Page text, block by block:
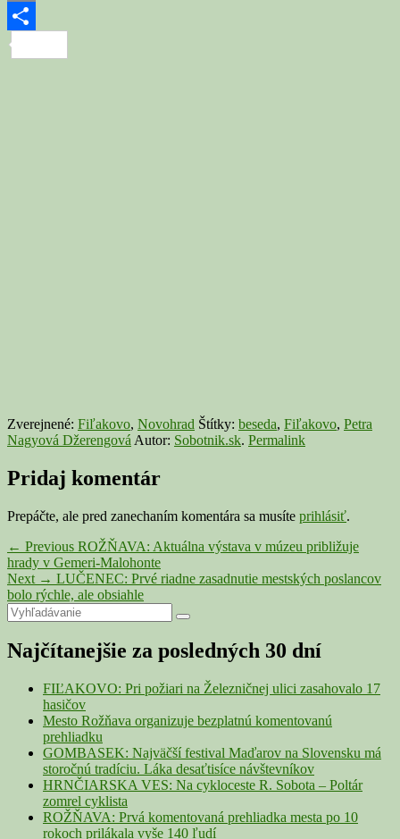
Copy
Link
Zverejnené: Fiľakovo, Novohrad Štítky: beseda, Fiľakovo, Petra
Nagyová Džerengová Autor: Sobotnik.sk. Permalink
Pridaj komentár
Prepáčte, ale pred zanechaním komentára sa musíte prihlásiť.
Navigácia
v
článku
← Previous Previous
post:
ROŽŇAVA: Aktuálna výstava v múzeu približuje
hrady v Gemeri-Malohonte
Next → Next
post:
LUČENEC: Prvé riadne zasadnutie mestských poslancov
bolo rýchle, ale obsiahle
Primary
Sidebar
Widget
Area
Search
for:
Search
Najčítanejšie za posledných 30 dní
FIĽAKOVO: Pri požiari na Železničnej ulici zasahovalo 17
hasičov
Mesto Rožňava organizuje bezplatnú komentovanú
prehliadku
GOMBASEK: Najväčší festival Maďarov na Slovensku má
storočnú tradíciu. Láka desaťtisíce návštevníkov
HRNČIARSKA VES: Na cykloceste R. Sobota – Poltár
zomrel cyklista
ROŽŇAVA: Prvá komentovaná prehliadka mesta po 10
rokoch prilákala vyše 140 ľudí